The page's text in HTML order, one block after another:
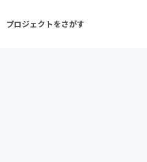
プロジェクトをさがす